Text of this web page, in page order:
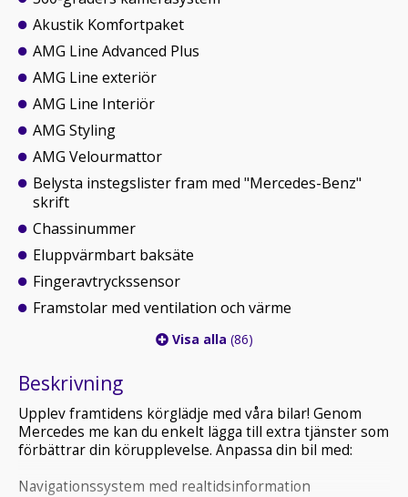
Akustik Komfortpaket
AMG Line Advanced Plus
AMG Line exteriör
AMG Line Interiör
AMG Styling
AMG Velourmattor
Belysta instegslister fram med "Mercedes-Benz"
skrift
Chassinummer
Eluppvärmbart baksäte
Fingeravtryckssensor
Framstolar med ventilation och värme
Visa alla (86)
Beskrivning
Upplev framtidens körglädje med våra bilar! Genom
Mercedes me kan du enkelt lägga till extra tjänster som
förbättrar din körupplevelse. Anpassa din bil med:
Navigationssystem med realtidsinformation